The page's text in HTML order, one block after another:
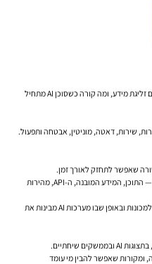
יש רגע כזה, כמעט קבוע, בישיבת הנהלה. מנהלת השיווק מציגה חזון: יותר נראות בחיפוש, יותר נוכחות בתשובות של מנועי AI, יותר תוכן שמייצר ביקוש. מנהל מערכות המידע, מצדו, שואל שאלות אחרות לגמרי: איפה יישב הדאטה, מי שולט בהרשאות, איך מונעים זליגת מידע, ומה קורה כשסוכן AI מתחיל
בעבר, אפשר היה “לחלק את המגרש”. השיווק טיפל בתוכן, ה-IT בתשתית. אבל בעידן של סוכני AI, החלוקה הזאת כבר לא באמת מחזיקה. אם בוט AI סורק, מסכם, שולף תשובות, מפנה משתמשים לעמודים מסוימים, או בעתיד גם מבצע פעולות בשם משתמשים — התוכן, המידע המובנה, ה-API, מהירות
כבר לא מסתכם רק בכותרת, מטא-דיסקריפשן וכמה קישורים פנימיים. הוא נוגע במבנה אתר, ב-SEO טכני, באיכות התוכן, ב-E-E-A-T, באמינות המקור, בשכבת דאטה נגישה למכונות ובאופן שבו מערכות AI מבינות את
ומקורות שאפשר להבין מי עומד